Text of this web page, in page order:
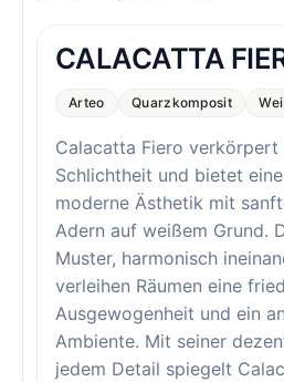
CALACATTA
Arteo Quarzkomposit
Calacatta Fiero verkörpert
Schlichtheit und bietet
moderne Ästhetik mit
Adern auf weißem Grund.
Muster, harmonisch
verleihen Räumen eine
Ausgewogenheit und ein
Ambiente. Mit seiner
jedem Detail spiegelt